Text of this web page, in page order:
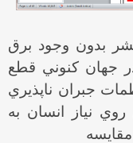
بدون وجود برق
جهان كنوني قطع
جبران ناپذيري
روي نياز انسان به
مقايسه